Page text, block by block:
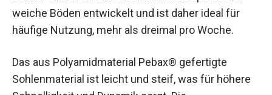
Der KIPSTA CLR Fußballschuh wurde speziell für
weiche Böden entwickelt und ist daher ideal für
häufige Nutzung, mehr als dreimal pro Woche.
Das aus Polyamidmaterial Pebax® gefertigte